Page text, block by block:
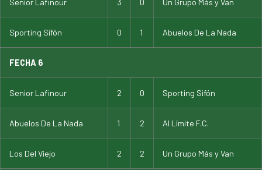
Senior Lafinour 3 0 Un Grupo Más y Van
Sporting Sifón 0 1 Abuelos De La Nada
FECHA 6
Senior Lafinour 2 0 Sporting Sifón
Abuelos De La Nada 1 2 Al Límite F.C.
Los Del Viejo 2 2 Un Grupo Más y Van